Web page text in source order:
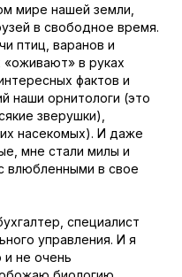
мире нашей земли,
в свободное время.
птиц, варанов и
в руках
фактов и
наши орнитологи (это
зверушки),
насекомых). И даже
мне стали милы и
влюбленными в свое
специалист
управления. И я
и не очень